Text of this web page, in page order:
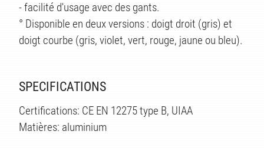
- facilité d'usage avec des gants.
° Disponible en deux versions : doigt droit (gris) et
doigt courbe (gris, violet, vert, rouge, jaune ou bleu).
SPECIFICATIONS
Certifications: CE EN 12275 type B, UIAA
Matières: aluminium